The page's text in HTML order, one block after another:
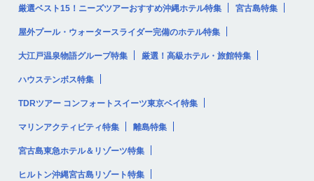
厳選ベスト15！ニーズツアーおすすめ沖縄ホテル特集 宮古島特集
屋外プール・ウォータースライダー完備のホテル特集
大江戸温泉物語グループ特集 厳選！高級ホテル・旅館特集
ハウステンボス特集
TDRツアー コンフォートスイーツ東京ベイ特集
マリンアクティビティ特集 離島特集
宮古島東急ホテル＆リゾーツ特集
ヒルトン沖縄宮古島リゾート特集